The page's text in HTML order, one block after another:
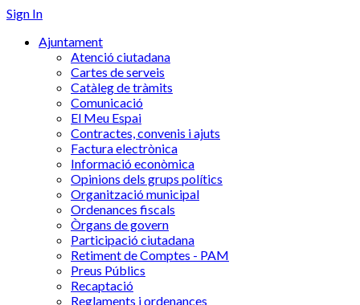
Sign In
Ajuntament
Atenció ciutadana
Cartes de serveis
Catàleg de tràmits
Comunicació
El Meu Espai
Contractes, convenis i ajuts
Factura electrònica
Informació econòmica
Opinions dels grups polítics
Organització municipal
Ordenances fiscals
Òrgans de govern
Participació ciutadana
Retiment de Comptes - PAM
Preus Públics
Recaptació
Reglaments i ordenances